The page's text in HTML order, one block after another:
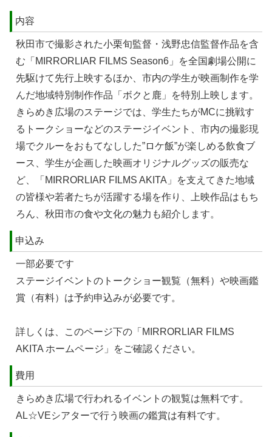
内容
秋田市で撮影された小栗旬監督・浅野忠信監督作品を含
む「MIRRORLIAR FILMS Season6」を全国劇場公開に
先駆けて先行上映するほか、市内の学生が映画制作を学
んだ地域特別制作作品「ボクと鹿」を特別上映します。
きらめき広場のステージでは、学生たちがMCに挑戦す
るトークショーなどのステージイベント、市内の撮影現
場でクルーをおもてなしした”ロケ飯”が楽しめる飲食ブ
ース、学生が企画した映画オリジナルグッズの販売な
ど、「MIRRORLIAR FILMS AKITA」を支えてきた地域
の皆様や若者たちが活躍する場を作り、上映作品はもち
ろん、秋田市の食や文化の魅力も紹介します。
申込み
一部必要です
ステージイベントのトークショー観覧（無料）や映画鑑
賞（有料）は予約申込みが必要です。
詳しくは、このページ下の「MIRRORLIAR FILMS
AKITA ホームページ」をご確認ください。
費用
きらめき広場で行われるイベントの観覧は無料です。
AL☆VEシアターで行う映画の鑑賞は有料です。